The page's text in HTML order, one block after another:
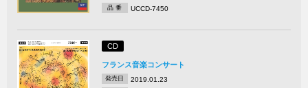
品 番 UCCD-7450
CD
フランス音楽コンサート
発売日 2019.01.23